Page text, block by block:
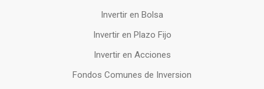
Invertir en Bolsa
Invertir en Plazo Fijo
Invertir en Acciones
Fondos Comunes de Inversion